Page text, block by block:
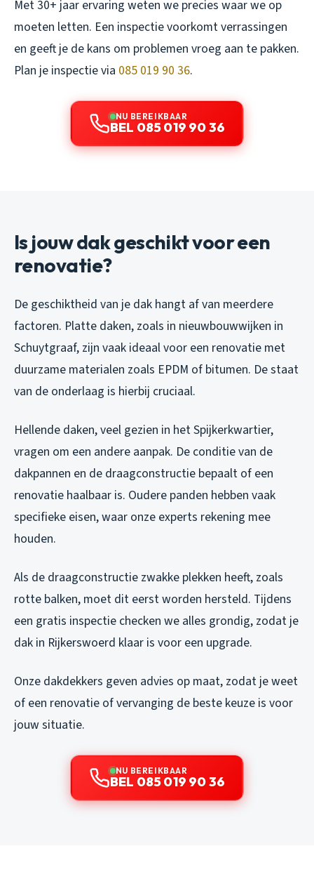
Met 30+ jaar ervaring weten we precies waar we op
moeten letten. Een inspectie voorkomt verrassingen
en geeft je de kans om problemen vroeg aan te pakken.
Plan je inspectie via 085 019 90 36.
NU BEREIKBAAR
BEL 085 019 90 36
Is jouw dak geschikt voor een
renovatie?
De geschiktheid van je dak hangt af van meerdere
factoren. Platte daken, zoals in nieuwbouwwijken in
Schuytgraaf, zijn vaak ideaal voor een renovatie met
duurzame materialen zoals EPDM of bitumen. De staat
van de onderlaag is hierbij cruciaal.
Hellende daken, veel gezien in het Spijkerkwartier,
vragen om een andere aanpak. De conditie van de
dakpannen en de draagconstructie bepaalt of een
renovatie haalbaar is. Oudere panden hebben vaak
specifieke eisen, waar onze experts rekening mee
houden.
Als de draagconstructie zwakke plekken heeft, zoals
rotte balken, moet dit eerst worden hersteld. Tijdens
een gratis inspectie checken we alles grondig, zodat je
dak in Rijkerswoerd klaar is voor een upgrade.
Onze dakdekkers geven advies op maat, zodat je weet
of een renovatie of vervanging de beste keuze is voor
jouw situatie.
NU BEREIKBAAR
BEL 085 019 90 36